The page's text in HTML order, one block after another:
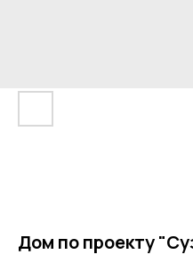
Дом по проекту